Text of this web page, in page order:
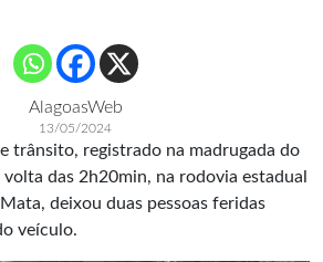
AlagoasWeb
13/05/2024
trânsito, registrado na madrugada do
das 2h20min, na rodovia estadual
deixou duas pessoas feridas
veículo.